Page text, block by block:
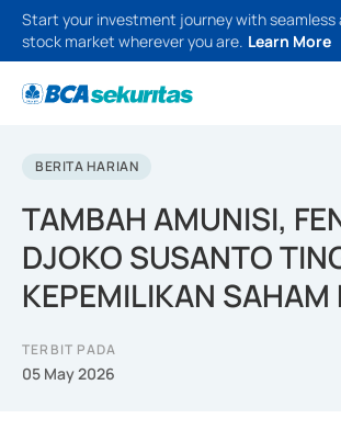
Start your investment journey with
stock market wherever you are. Learn More
BERITA HARIAN
TAMBAH AMUNISI,
DJOKO SUSANTO
KEPEMILIKAN SAHAM
TERBIT PADA
05 May 2026